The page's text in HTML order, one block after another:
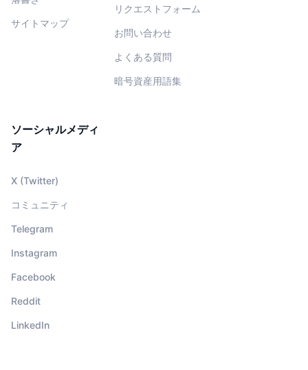
サイトマップ
リクエストフォーム
お問い合わせ
よくある質問
暗号資産用語集
ソーシャルメディ
ア
X (Twitter)
コミュニティ
Telegram
Instagram
Facebook
Reddit
LinkedIn